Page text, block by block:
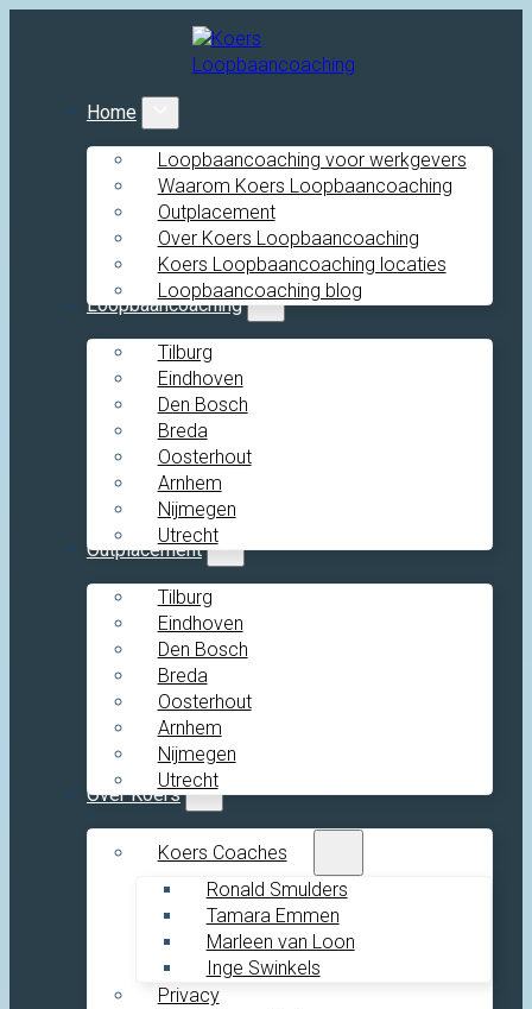
Home
Loopbaancoaching voor werkgevers
Waarom Koers Loopbaancoaching
Outplacement
Over Koers Loopbaancoaching
Koers Loopbaancoaching locaties
Loopbaancoaching blog
Loopbaancoaching
Tilburg
Eindhoven
Den Bosch
Breda
Oosterhout
Arnhem
Nijmegen
Utrecht
Outplacement
Tilburg
Eindhoven
Den Bosch
Breda
Oosterhout
Arnhem
Nijmegen
Utrecht
Over Koers
Koers Coaches
Ronald Smulders
Tamara Emmen
Marleen van Loon
Inge Swinkels
Privacy